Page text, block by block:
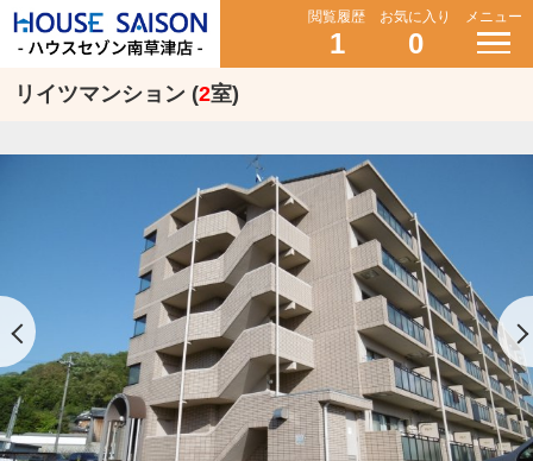
閲覧履歴
1
お気に入り
0
メニュー
リイツマンション (2室)